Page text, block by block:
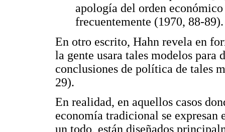
apología del orden
frecuentemente (1970, 88-89).
En otro escrito, Hahn revela en
la gente usara tales modelos para
conclusiones de política de tales
29).
En realidad, en aquellos casos
economía tradicional se expresan
un todo, están diseñados